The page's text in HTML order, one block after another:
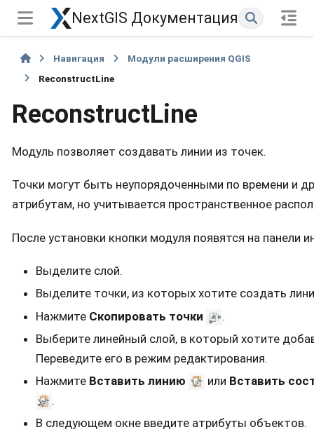
NextGIS Документация
Навигация
Модули расширения QGIS
ReconstructLine
ReconstructLine
Модуль позволяет cоздавать линии из точек.
Точки могут быть неупорядоченными по времени и
атрибутам, но учитывается пространственное
После установки кнопки модуля появятся на панели
Выделите слой.
Выделите точки, из которых хотите создать
Нажмите Скопировать точки
.
Выберите линейный слой, в который хотите
Переведите его в режим редактирования.
Нажмите Вставить линию или Вставить
.
В следующем окне введите атрибуты объектов.